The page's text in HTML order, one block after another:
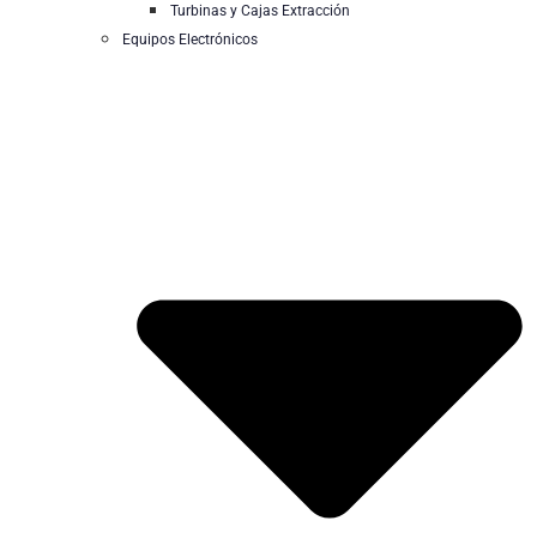
Turbinas y Cajas Extracción
Equipos Electrónicos